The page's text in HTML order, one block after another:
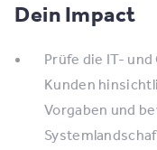
Dein Impact
Prüfe die IT-
Kunden
Vorgaben und